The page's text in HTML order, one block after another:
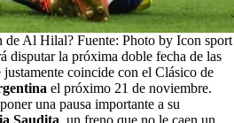
de Al Hilal? Fuente: Photo by Icon sport
disputar la próxima doble fecha de las
justamente coincide con el Clásico de
el próximo 21 de noviembre.
una pausa importante a su